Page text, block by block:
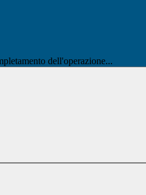
dell'operazione...